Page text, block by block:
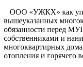
ООО «УЖКХ» как
вышеуказанных
обязанности перед
собственниками и
многоквартирных
отопления и горячего